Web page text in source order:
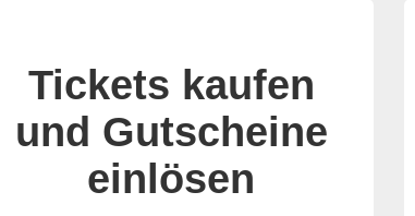
Tickets kaufen
und Gutscheine
einlösen